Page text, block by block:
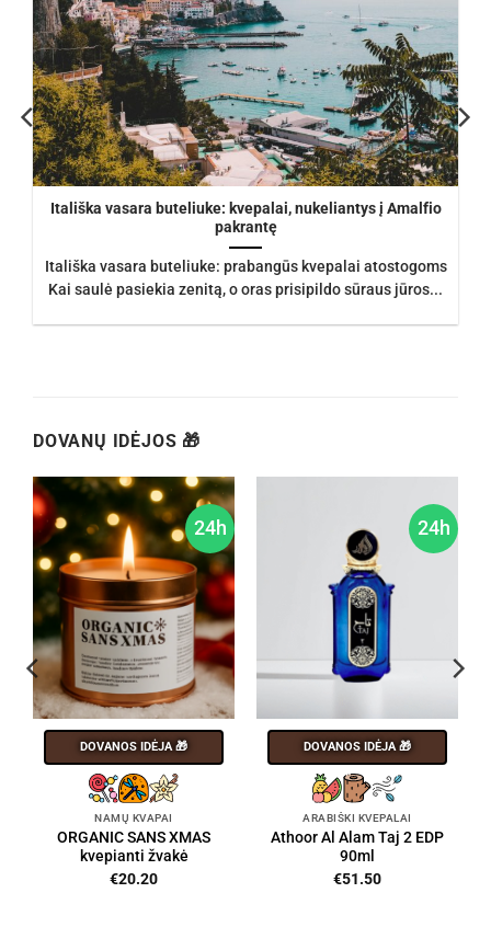
Itališka vasara buteliuke: kvepalai, nukeliantys į Amalfio
pakrantę
Itališka vasara buteliuke: prabangūs kvepalai atostogoms
Kai saulė pasiekia zenitą, o oras prisipildo sūraus jūros...
DOVANŲ IDĖJOS 🎁
24h
DOVANOS IDĖJA 🎁
NAMŲ KVAPAI
ORGANIC SANS XMAS
kvepianti žvakė
€20.20
24h
DOVANOS IDĖJA 🎁
ARABIŠKI KVEPALAI
Athoor Al Alam Taj 2 EDP
90ml
€51.50